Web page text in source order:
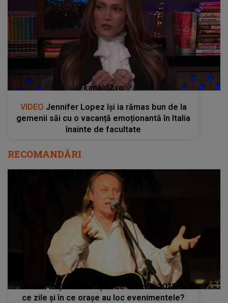
kanald2.ro
VIDEO Jennifer Lopez își ia rămas bun de la
gemenii săi cu o vacanță emoționantă în Italia
înainte de facultate
RECOMANDĂRI
Concerte Ștefan Hrușcă de Crăciun 2023: În
ce zile și în ce orașe au loc evenimentele?